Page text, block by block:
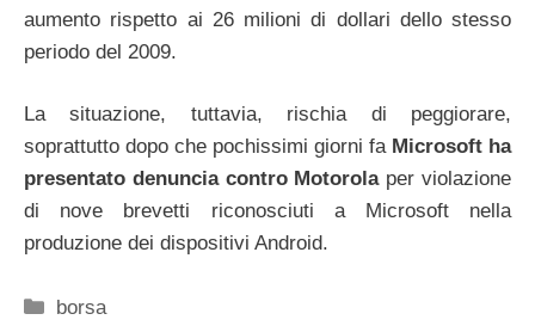
aumento rispetto ai 26 milioni di dollari dello stesso
periodo del 2009.
La situazione, tuttavia, rischia di peggiorare,
soprattutto dopo che pochissimi giorni fa Microsoft ha
presentato denuncia contro Motorolaper violazione
di nove brevetti riconosciuti a Microsoft nella
produzione dei dispositivi Android.
Categorie
borsa